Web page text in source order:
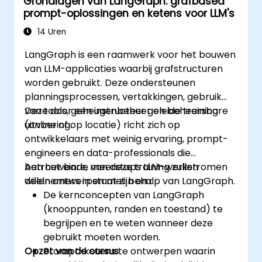
prompt-oplossingen en ketens voor LLM's
14 Uren
LangGraph is een raamwerk voor het bouwen
van LLM-applicaties waarbij grafstructuren
worden gebruikt. Deze ondersteunen
planningsprocessen, vertakkingen, gebruik
van tools, geheugenbeheer en beheersbare
uitvoering.
Deze door een instructeur geleide training
(online of op locatie) richt zich op
ontwikkelaars met weinig ervaring, prompt-
engineers en data-professionals die
betrouwbare, meerstaps LLM-werkstromen
willen ontwerpen met behulp van LangGraph.
Aan het einde van deze training zullen
deelnemers in staat zijn om:
De kernconcepten van LangGraph
(knooppunten, randen en toestand) te
begrijpen en te weten wanneer deze
gebruikt moeten worden.
Prompt-ketens te ontwerpen waarin
Opzet van de cursus